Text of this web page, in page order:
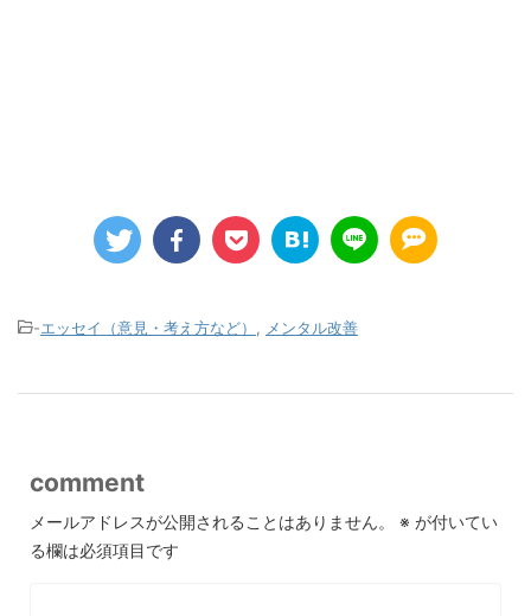
-エッセイ（意見・考え方など） メンタル改善
comment
メールアドレスが公開されることはありません。 ※ が付いてい
る欄は必須項目です